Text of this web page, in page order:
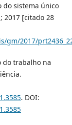
do sistema único
2017 [citado 28
2017/
do trabalho na
. DOI: